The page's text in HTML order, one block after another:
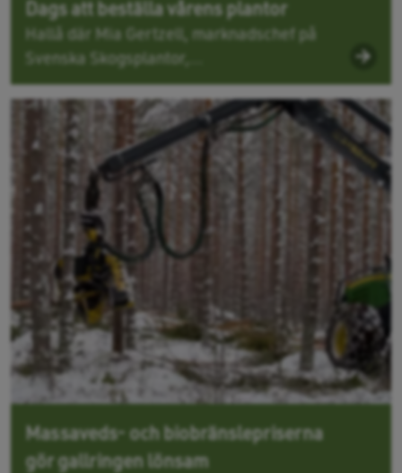
Dags att beställa vårens plantor
Hallå där Mia Gertzell, marknadschef på
Svenska Skogsplantor,...
Massaveds- och biobränslepriserna
gör gallringen lönsam